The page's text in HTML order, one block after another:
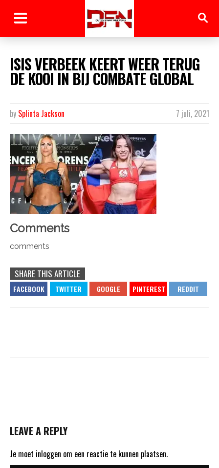
ISIS VERBEEK KEERT WEER TERUG
DE KOOI IN BIJ COMBATE GLOBAL
7 juli, 2021
by Splinta Jackson
Comments
comments
SHARE THIS ARTICLE
LEAVE A REPLY
Je moet inloggen om een reactie te kunnen plaatsen.